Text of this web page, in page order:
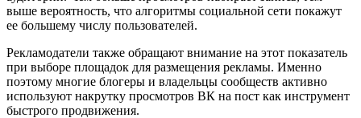
выше вероятность, что алгоритмы социальной сети покажут
ее большему числу пользователей.
Рекламодатели также обращают внимание на этот показатель
при выборе площадок для размещения рекламы. Именно
поэтому многие блогеры и владельцы сообществ активно
используют накрутку просмотров ВК на пост как инструмент
быстрого продвижения.